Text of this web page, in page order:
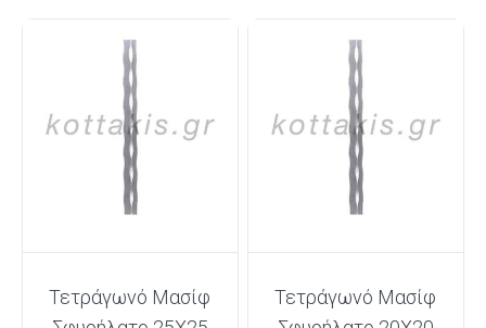
Τετράγωνό Μασίφ
Τετράγωνό Μασίφ